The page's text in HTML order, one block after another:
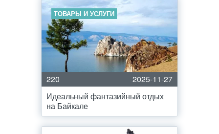
ТОВАРЫ И УСЛУГИ
220
2025-11-27
Идеальный фантазийный отдых
на Байкале